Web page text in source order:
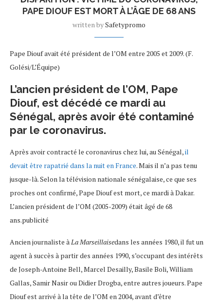
PAPE DIOUF EST MORT À L’ÂGE DE 68 ANS
written bySafetypromo
Pape Diouf avait été président de l’OM entre 2005 et 2009. (F.
Golési/L’Équipe)
L’ancien président de l’OM, Pape
Diouf, est décédé ce mardi au
Sénégal, après avoir été contaminé
par le coronavirus.
Après avoir contracté le coronavirus chez lui, au Sénégal,il
devait être rapatrié dans la nuit en France. Mais il n’a pas tenu
jusque-là. Selon la télévision nationale sénégalaise, ce que ses
proches ont confirmé, Pape Diouf est mort, ce mardi à Dakar.
L’ancien président de l’OM (2005-2009) était âgé de 68
ans.publicité
Ancien journaliste àLa Marseillaisedans les années 1980, il fut un
agent à succès à partir des années 1990, s’occupant des intérêts
de Joseph-Antoine Bell, Marcel Desailly, Basile Boli, William
Gallas, Samir Nasir ou Didier Drogba, entre autres joueurs. Pape
Diouf est arrivé à la tête de l’OM en 2004, avant d’être